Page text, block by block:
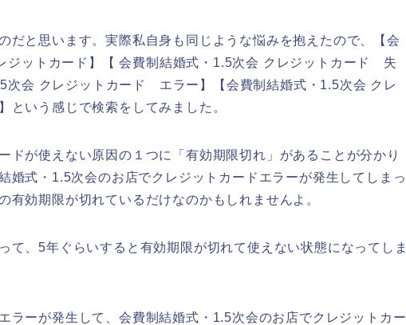
だと思います。実際私自身も同じような悩みを抱えたので、【会
ジットカード】【 会費制結婚式・1.5次会 クレジットカード 失
次会 クレジットカード エラー】【会費制結婚式・1.5次会 クレ
いう感じで検索をしてみました。
ドが使えない原因の１つに「有効期限切れ」があることが分かり
婚式・1.5次会のお店でクレジットカードエラーが発生してしまっ
有効期限が切れているだけなのかもしれませんよ。
て、5年ぐらいすると有効期限が切れて使えない状態になってしま
ラーが発生して、会費制結婚式・1.5次会のお店でクレジットカー